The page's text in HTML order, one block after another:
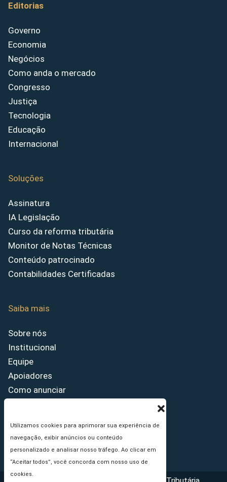
Utilizamos cookies para aprimorar sua experiência de
navegação, exibir anúncios ou conteúdo
personalizado e analisar nosso tráfego. Ao clicar em
“Aceitar todos”, você concorda com nosso uso de
cookies.
Editorias
Governo
Economia
Negócios
Como anda o mercado
Congresso
Justiça
Tecnologia
Educação
Internacional
Soluções
Assinatura
IA Legislação
Curso da reforma tributária
Monitor de Notas Técnicas
Conteúdo patrocinado
Contabilidades Certificadas
Saiba mais
Sobre nós
Institucional
Equipe
Apoiadores
Como anunciar
Princípios Editoriais